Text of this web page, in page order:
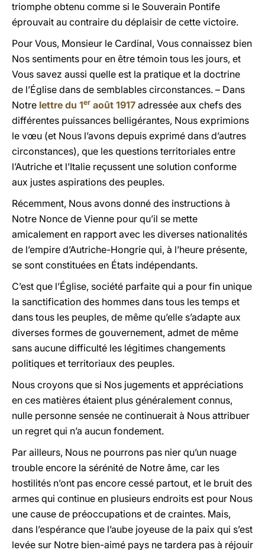
triomphe obtenu comme si le Souverain Pontife
éprouvait au contraire du déplaisir de cette victoire.
Pour Vous, Monsieur le Cardinal, Vous connaissez bien
Nos sentiments pour en être témoin tous les jours, et
Vous savez aussi quelle est la pratique et la doctrine
de l’Église dans de semblables circonstances. – Dans
Notre lettre du 1er août 1917 adressée aux chefs des
différentes puissances belligérantes, Nous exprimions
le vœu (et Nous l’avons depuis exprimé dans d’autres
circonstances), que les questions territoriales entre
l’Autriche et l’Italie reçussent une solution conforme
aux justes aspirations des peuples.
Récemment, Nous avons donné des instructions à
Notre Nonce de Vienne pour qu’il se mette
amicalement en rapport avec les diverses nationalités
de l’empire d’Autriche-Hongrie qui, à l’heure présente,
se sont constituées en États indépendants.
C’est que l’Église, société parfaite qui a pour fin unique
la sanctification des hommes dans tous les temps et
dans tous les peuples, de même qu’elle s’adapte aux
diverses formes de gouvernement, admet de même
sans aucune difficulté les légitimes changements
politiques et territoriaux des peuples.
Nous croyons que si Nos jugements et appréciations
en ces matières étaient plus généralement connus,
nulle personne sensée ne continuerait à Nous attribuer
un regret qui n’a aucun fondement.
Par ailleurs, Nous ne pourrons pas nier qu’un nuage
trouble encore la sérénité de Notre âme, car les
hostilités n’ont pas encore cessé partout, et le bruit des
armes qui continue en plusieurs endroits est pour Nous
une cause de préoccupations et de craintes. Mais,
dans l’espérance que l’aube joyeuse de la paix qui s’est
levée sur Notre bien-aimé pays ne tardera pas à réjouir